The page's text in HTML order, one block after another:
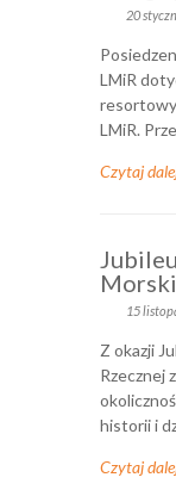
20
LMiR
LMiR.
Czytaj
15
Z okazji
Rzecznej
historii i
Czytaj